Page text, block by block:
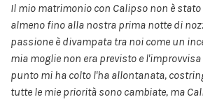
Il mio matrimonio con Calipso non è
almeno fino alla nostra prima notte di
passione è divampata tra noi come un
mia moglie non era previsto e
punto mi ha colto l'ha allontanata,
tutte le mie priorità sono cambiate, ma